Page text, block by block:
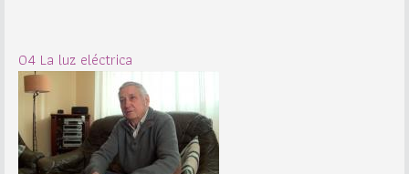
04 La luz eléctrica